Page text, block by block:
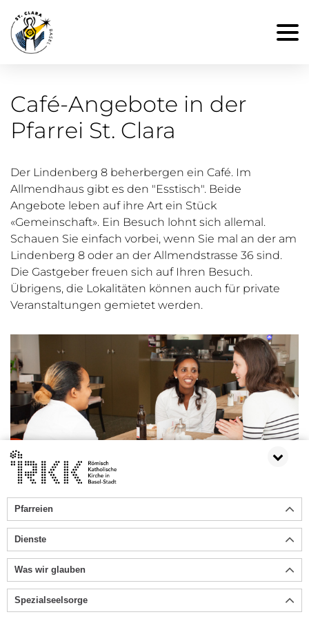
Café-Angebote in der
Pfarrei St. Clara
Der Lindenberg 8 beherbergen ein Café. Im
Allmendhaus gibt es den "Esstisch". Beide
Angebote leben auf ihre Art ein Stück
«Gemeinschaft». Ein Besuch lohnt sich allemal.
Schauen Sie einfach vorbei, wenn Sie mal an der am
Lindenberg 8 oder an der Allmendstrasse 36 sind.
Die Gastgeber freuen sich auf Ihren Besuch.
Übrigens, die Lokalitäten können auch für private
Veranstaltungen gemietet werden.
Pfarreien
Dienste
Was wir glauben
Spezialseelsorge